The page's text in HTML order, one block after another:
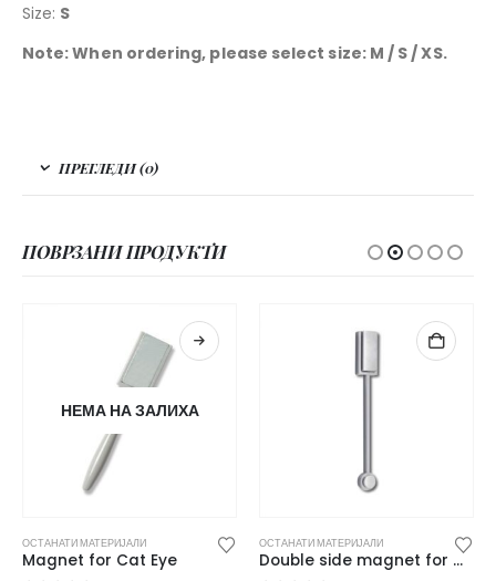
Size: S
Note: When ordering, please select size: M / S / XS.
ПРЕГЛЕДИ (0)
ПОВРЗАНИ ПРОДУКТИ
НЕМА НА ЗАЛИХА
ОСТАНАТИ МАТЕРИЈАЛИ
Magnet for Cat Eye
ОСТАНАТИ МАТЕРИЈАЛИ
Double side magnet for Cat Eye